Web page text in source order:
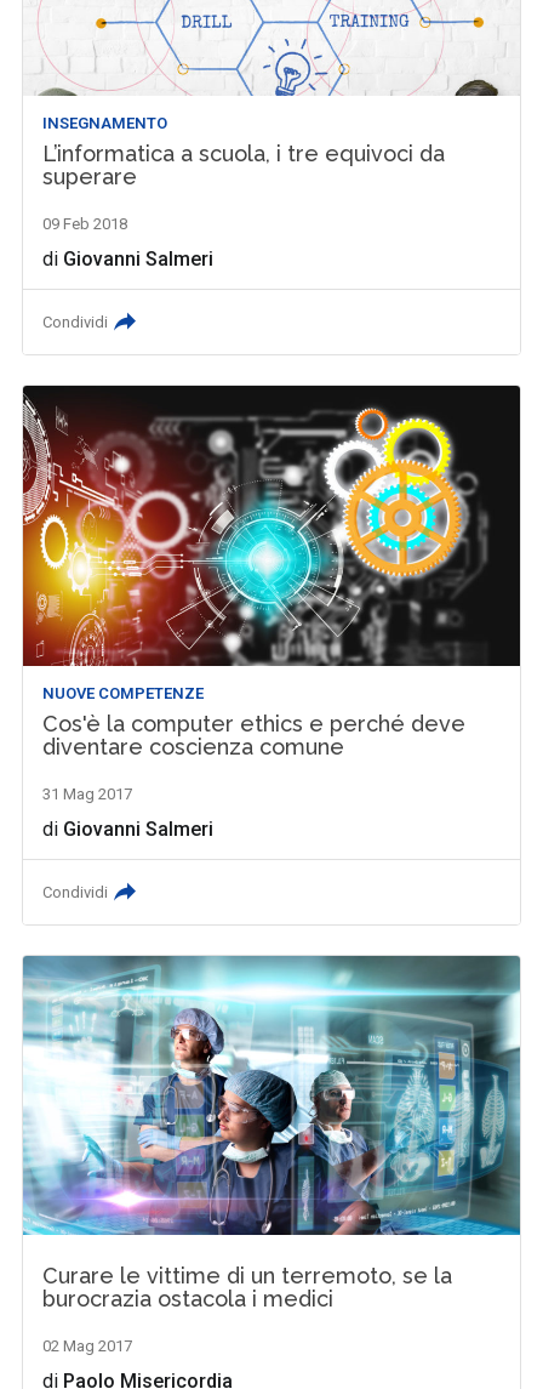
INSEGNAMENTO
L’informatica a scuola, i tre equivoci da
superare
09 Feb 2018
di Giovanni Salmeri
Condividi
NUOVE COMPETENZE
Cos'è la computer ethics e perché deve
diventare coscienza comune
31 Mag 2017
di Giovanni Salmeri
Condividi
Curare le vittime di un terremoto, se la
burocrazia ostacola i medici
02 Mag 2017
di Paolo Misericordia